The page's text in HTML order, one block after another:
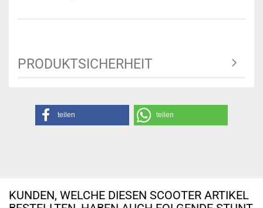
PRODUKTSICHERHEIT
teilen teilen
KUNDEN, WELCHE DIESEN SCOOTER ARTIKEL